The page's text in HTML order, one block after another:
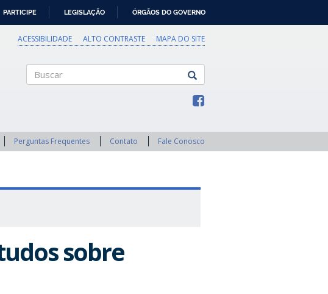
PARTICIPE LEGISLAÇÃO ÓRGÃOS DO GOVERNO
ACESSIBILIDADE ALTO CONTRASTE MAPA DO SITE
Perguntas Frequentes Contato Fale Conosco
sobre